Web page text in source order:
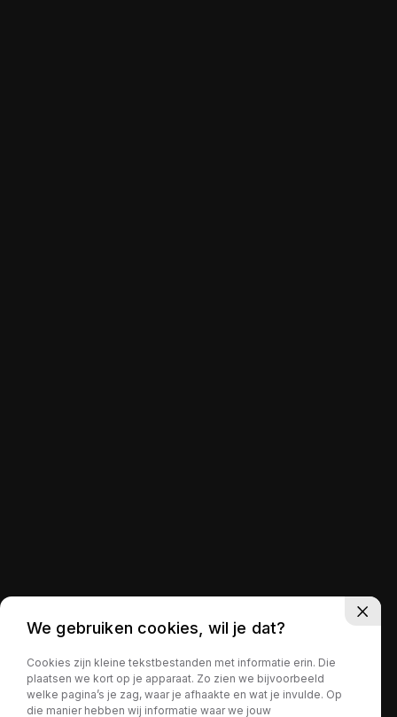
We gebruiken cookies, wil je dat?
Cookies zijn kleine tekstbestanden met informatie erin. Die
plaatsen we kort op je apparaat. Zo zien we bijvoorbeeld
welke pagina’s je zag, waar je afhaakte en wat je invulde. Op
die manier hebben wij informatie waar we jouw